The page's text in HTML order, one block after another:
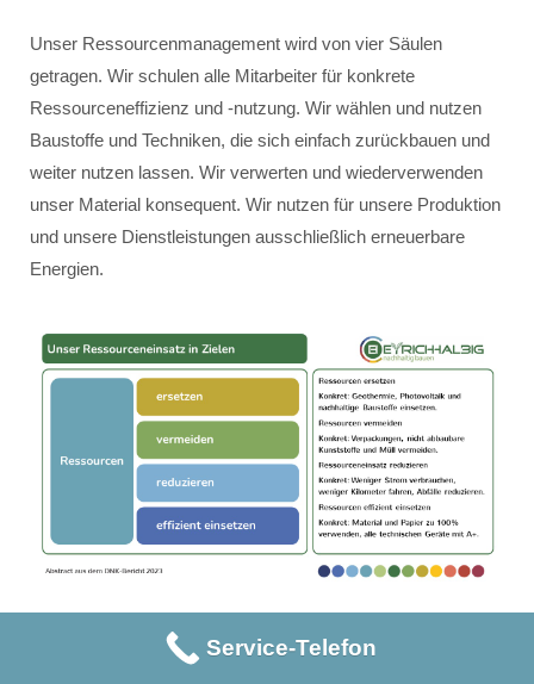
Unser Ressourcenmanagement wird von vier Säulen
getragen. Wir schulen alle Mitarbeiter für konkrete
Ressourceneffizienz und -nutzung. Wir wählen und nutzen
Baustoffe und Techniken, die sich einfach zurückbauen und
weiter nutzen lassen. Wir verwerten und wiederverwenden
unser Material konsequent. Wir nutzen für unsere Produktion
und unsere Dienstleistungen ausschließlich erneuerbare
Energien.
Unser Ressourceneinsatz erfolgt innerhalb der vier Ziele:
Service-Telefon